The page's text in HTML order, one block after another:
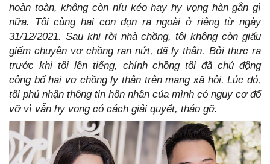
hoàn toàn, không còn níu kéo hay hy vọng hàn gắn gì
nữa. Tôi cùng hai con dọn ra ngoài ở riêng từ ngày
31/12/2021. Sau khi rời nhà chồng, tôi không còn giấu
giếm chuyện vợ chồng rạn nứt, đã ly thân. Bởi thực ra
trước khi tôi lên tiếng, chính chồng tôi đã chủ động
công bố hai vợ chồng ly thân trên mạng xã hội. Lúc đó,
tôi phủ nhận thông tin hôn nhân của mình có nguy cơ đổ
vỡ vì vẫn hy vọng có cách giải quyết, tháo gỡ.